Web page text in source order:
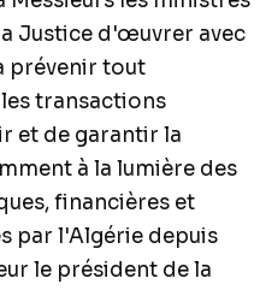
Justice d'œuvrer avec
prévenir tout
transactions
et de garantir la
à la lumière des
financières et
par l'Algérie depuis
le président de la